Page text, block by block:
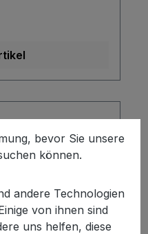
bevor Sie unsere
können.
andere Technologien
von ihnen sind
uns helfen, diese